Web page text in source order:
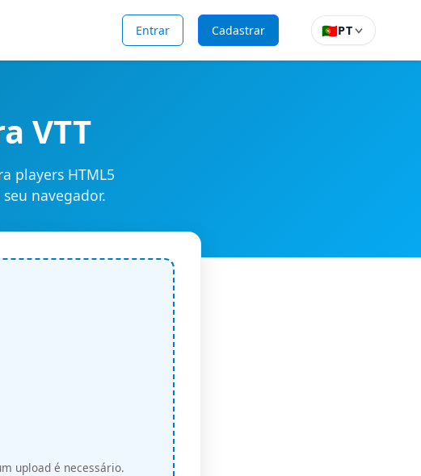
Entrar Cadastrar 🇵🇹PT
VTT
players HTML5
navegador.
upload é necessário.